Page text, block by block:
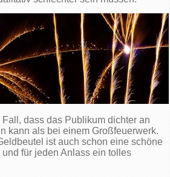
dass das Publikum dichter an
kann als bei einem Großfeuerwerk.
ist auch schon eine schöne
für jeden Anlass ein tolles